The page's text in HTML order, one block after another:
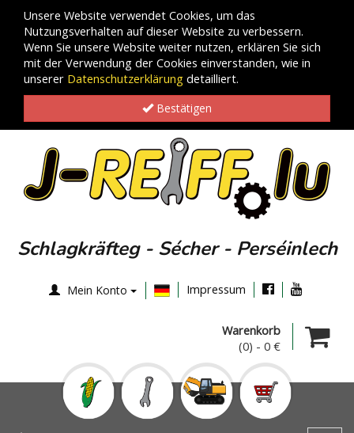
Unsere Website verwendet Cookies, um das
Nutzungsverhalten auf dieser Website zu verbessern.
Wenn Sie unsere Website weiter nutzen, erklären Sie sich
mit der Verwendung der Cookies einverstanden, wie in
unserer Datenschutzerklärung detailliert.
Bestätigen
Schlagkräfteg - Sécher - Perséinlech
Mein Konto Impressum
Warenkorb
(0) - 0 €